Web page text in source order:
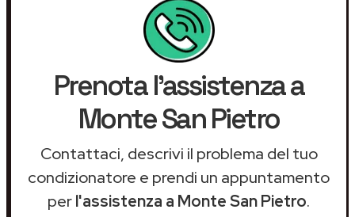
Prenota l'assistenza a
Monte San Pietro
Contattaci, descrivi il problema del tuo
condizionatore e prendi un appuntamento
perl'assistenza a Monte San Pietro.